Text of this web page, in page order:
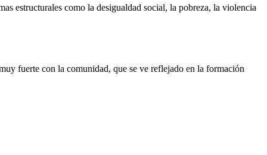
estructurales como la desigualdad social, la pobreza, la violencia
fuerte con la comunidad, que se ve reflejado en la formación